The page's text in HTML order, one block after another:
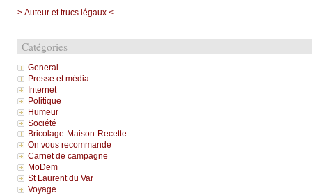
> Auteur et trucs légaux <
Catégories
General
Presse et média
Internet
Politique
Humeur
Société
Bricolage-Maison-Recette
On vous recommande
Carnet de campagne
MoDem
St Laurent du Var
Voyage